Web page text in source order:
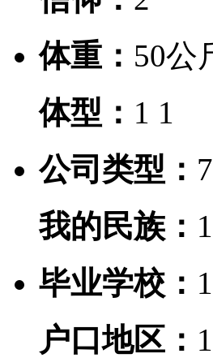
体重： 50公
体型： 1 1
公司类型： 7
我的民族： 1
毕业学校：
户口地区：